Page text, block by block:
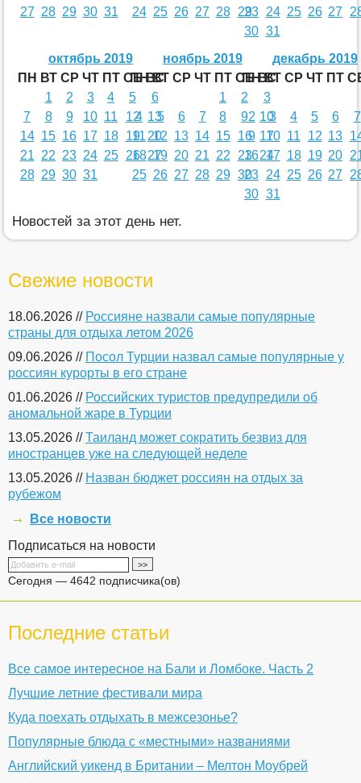
27 28 29 30 31
24 25 26 27 28 2923 24 25 26 27
30 31
октябрь 2019
ПН ВТ СР ЧТ ПТ СБ ВС
1
2 3 4 5
6
7
8 9 10 11 12
13
14 15 16 17 18 19
20
21 22 23 24 25 26
27
28 29 30 31
ноябрь 2019
ПН ВТ СР ЧТ ПТ СБ ВС
1
2
3
4
5 6 7 8 9
10
11 12 13 14 15 16
17
18 19 20 21 22 23
24
25 26 27 28 29 30
декабрь 2019
ПН ВТ СР ЧТ ПТ
2 3 4 5 6
7
9
10 11 12 13
16 17 18 19 20
23 24 25 26 27
30 31
Новостей за этот день нет.
Свежие новости
18.06.2026 // Россияне назвали самые популярные
страны для отдыха летом 2026
09.06.2026 // Посол Турции назвал самые популярные у
россиян курорты в его стране
01.06.2026 // Российских туристов предупредили об
аномальной жаре в Турции
13.05.2026 //Таиланд может сократить безвиз для
иностранцев уже на следующей неделе
13.05.2026 // Назван бюджет россиян на отдых за
рубежом
Все новости
Подписаться на новости
Сегодня — 4642 подписчика(ов)
Последние статьи
Все самое интересное на Бали и Ломбоке. Часть 2
Лучшие летние фестивали мира
Куда поехать отдыхать в межсезонье?
Популярные блюда с «местными» названиями
Английский уикенд в Британии – Мелтон Моубрей